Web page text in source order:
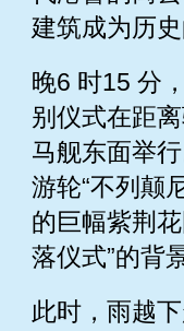
建筑成为历史
晚6 时15 分
别仪式在距
马舰东面举
游轮“不列颠
的巨幅紫荆
落仪式”的背
此时，雨越